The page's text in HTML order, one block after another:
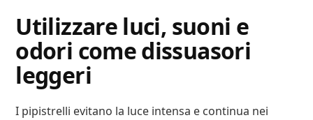
Utilizzare luci, suoni e
odori come dissuasori
leggeri
I pipistrelli evitano la luce intensa e continua nei